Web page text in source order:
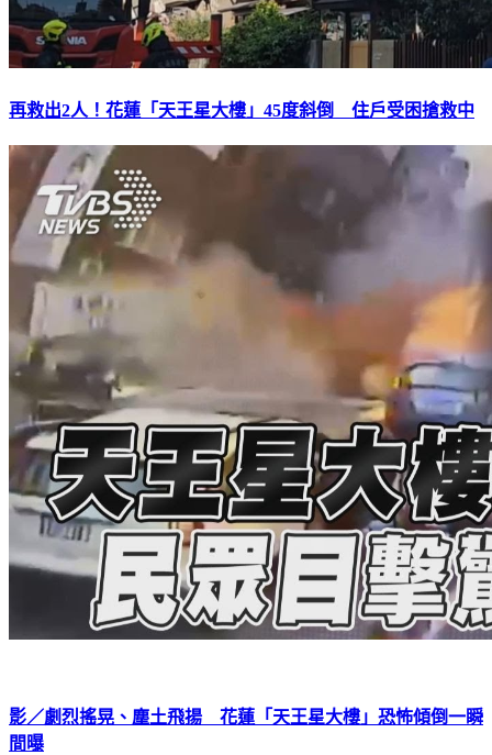
再救出2人！花蓮「天王星大樓」45度斜倒 住戶受困搶救中
影／劇烈搖晃、塵土飛揚 花蓮「天王星大樓」恐怖傾倒一瞬
間曝